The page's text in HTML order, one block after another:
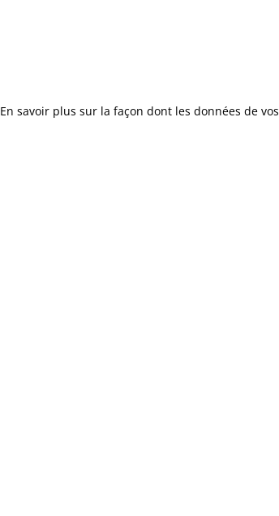
En savoir plus sur la façon dont les données de vos